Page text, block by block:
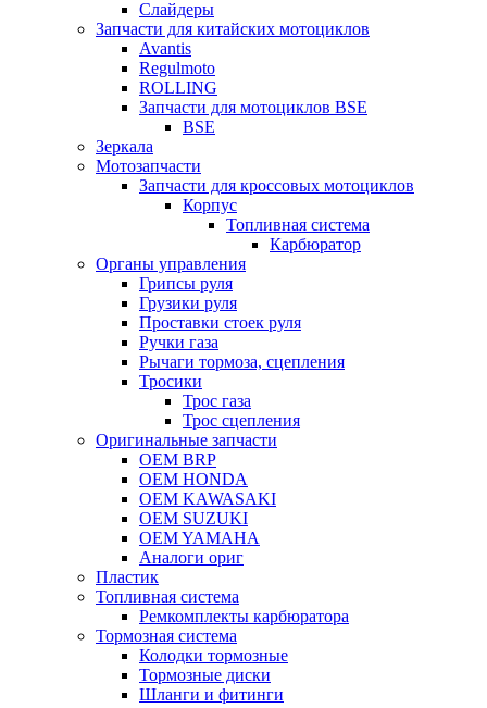
Слайдеры
Запчасти для китайских мотоциклов
Avantis
Regulmoto
ROLLING
Запчасти для мотоциклов BSE
BSE
Зеркала
Мотозапчасти
Запчасти для кроссовых мотоциклов
Корпус
Топливная система
Карбюратор
Органы управления
Грипсы руля
Грузики руля
Проставки стоек руля
Ручки газа
Рычаги тормоза, сцепления
Тросики
Трос газа
Трос сцепления
Оригинальные запчасти
OEM BRP
OEM HONDA
OEM KAWASAKI
OEM SUZUKI
OEM YAMAHA
Аналоги ориг
Пластик
Топливная система
Ремкомплекты карбюратора
Тормозная система
Колодки тормозные
Тормозные диски
Шланги и фитинги